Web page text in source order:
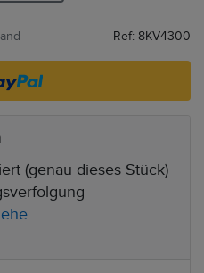
Ref: 8KV4300
(genau dieses Stück)